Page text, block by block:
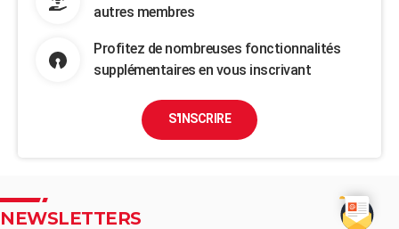
autres membres
Profitez de nombreuses fonctionnalités
supplémentaires en vous inscrivant
S'INSCRIRE
NEWSLETTERS